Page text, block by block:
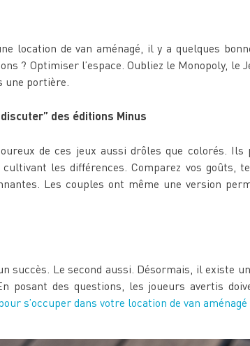
location de van aménagé, il y a quelques
? Optimiser l’espace. Oubliez le Monopoly,
une portière.
des éditions Minus
de ces jeux aussi drôles que colorés.
cultivant les différences. Comparez vos goûts,
Les couples ont même une version
succès. Le second aussi. Désormais, il existe
posant des questions, les joueurs avertis
s’occuper dans votre location de van